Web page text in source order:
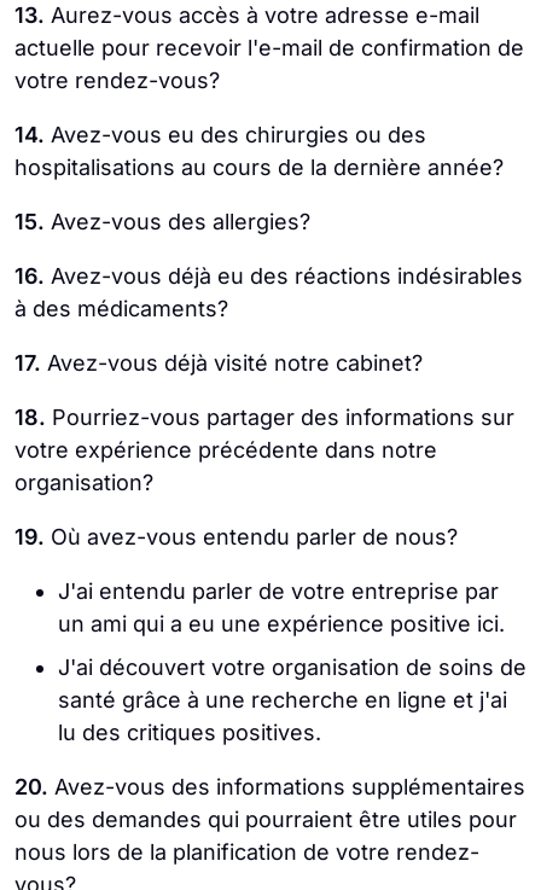
13. Aurez-vous accès à votre adresse e-mail
actuelle pour recevoir l'e-mail de confirmation de
votre rendez-vous?
14. Avez-vous eu des chirurgies ou des
hospitalisations au cours de la dernière année?
15. Avez-vous des allergies?
16. Avez-vous déjà eu des réactions indésirables
à des médicaments?
17. Avez-vous déjà visité notre cabinet?
18. Pourriez-vous partager des informations sur
votre expérience précédente dans notre
organisation?
19. Où avez-vous entendu parler de nous?
J'ai entendu parler de votre entreprise par
un ami qui a eu une expérience positive ici.
J'ai découvert votre organisation de soins de
santé grâce à une recherche en ligne et j'ai
lu des critiques positives.
20. Avez-vous des informations supplémentaires
ou des demandes qui pourraient être utiles pour
nous lors de la planification de votre rendez-
vous?